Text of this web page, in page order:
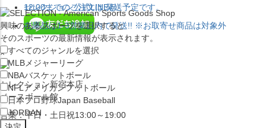
セレクション公式LINE@
×
セレクション新宿本店
ベースボール館
営業：平日・土日祝13:00～19:00
12:00までのご注文は発送予定です。
在庫品は1-3営業日内で発送!! ※お取寄せ商品は対象外
興味のあるスポーツを選択すると
そのスポーツの最新情報が表示されます。
すべてのジャンルを選択
MLB メジャーリーグ
NBAバスケットボール
NFLアメリカンフットボール
日本プロ野球Japan Baseball
JORDAN